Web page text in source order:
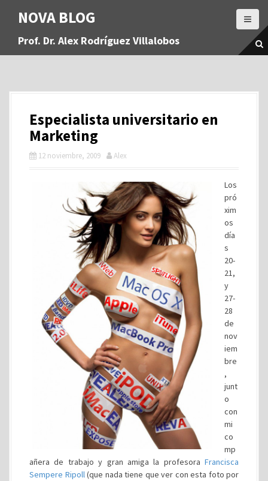
a
NOVA BLOG
Prof. Dr. Alex Rodríguez Villalobos
Especialista universitario en
Marketing
12 noviembre, 2009 Alex
Los
pró
xim
os
día
s
20-
21,
y
27-
28
de
nov
iem
bre
,
junt
o
con
mi
co
mp
añera de trabajo y gran amiga la profesora Francisca
Sempere Ripoll(que nada tiene que ver con esta foto por